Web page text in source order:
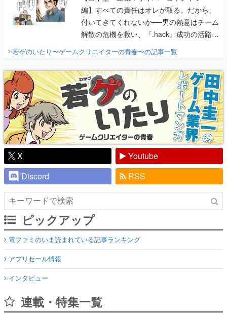
編】すべての責任はオレが取る。だから、
付いてきてくれないか──男の熱意はチーム
解散の危機を救い、『.hack』成功の活路を
開く。業界の快男児・松山 洋に流れる血は
『少年ジャンプ』色だった【若ゲのいた
り】
若ゲのいたり〜ゲームクリエイターの青春〜の記事一覧
X
Youtube
Discord
RSS
ピックアップ
電ファミのいま読まれている記事ランキング
アプリセール情報
インタビュー
連載・特集一覧